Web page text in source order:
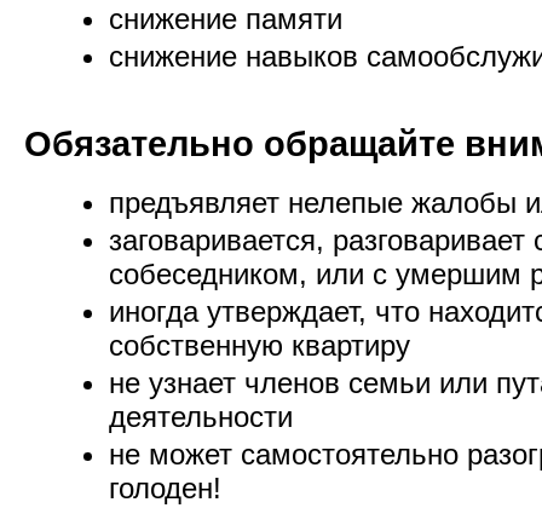
снижение памяти
снижение навыков
Обязательно обращайте
предъявляет нелепые жалобы
заговаривается,
собеседником, или с умершим
иногда утверждает, что
собственную квартиру
не узнает членов семьи или
деятельности
не может самостоятельно
голоден!